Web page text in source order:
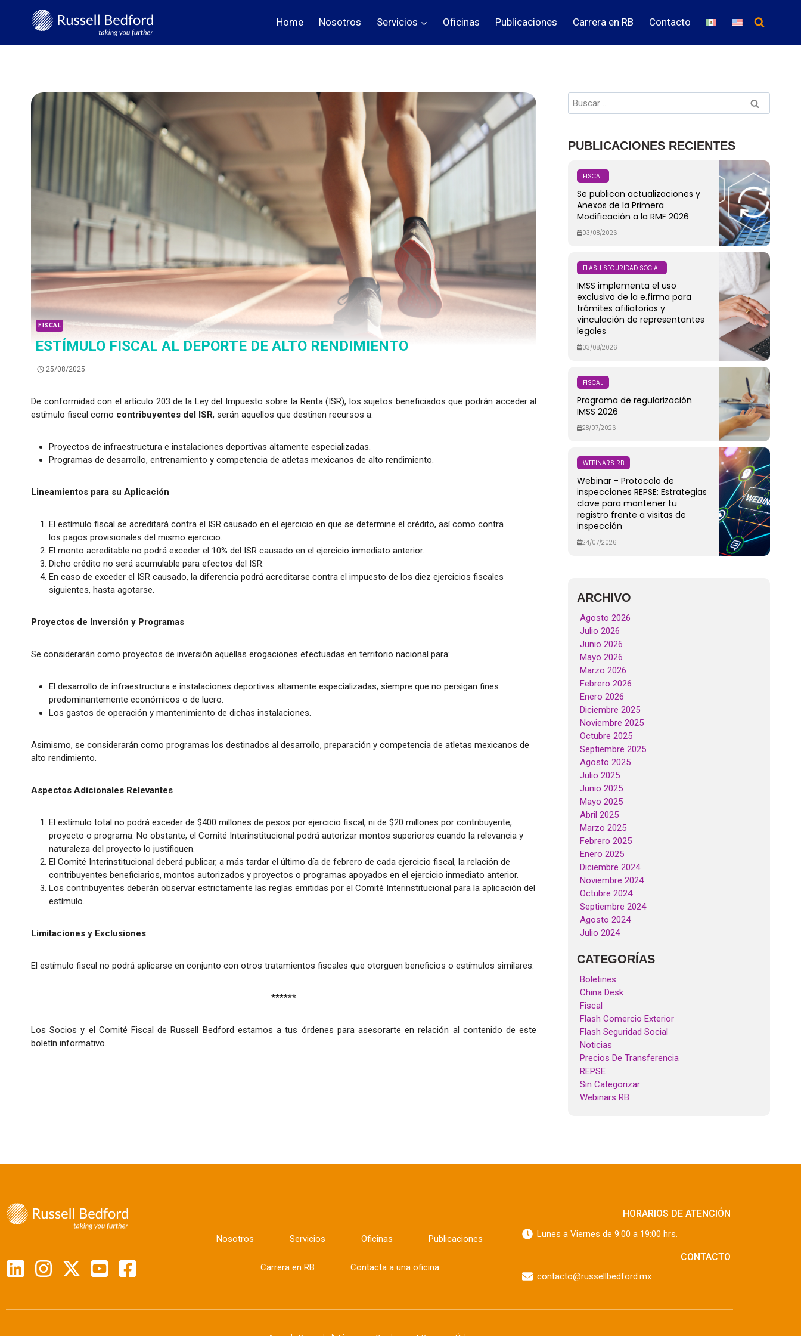
Home Nosotros Servicios Oficinas Publicaciones Carrera en RB Contacto
FISCAL
ESTÍMULO FISCAL AL DEPORTE DE ALTO RENDIMIENTO
25/08/2025
De conformidad con el artículo 203 de la Ley del Impuesto sobre la Renta (ISR), los sujetos beneficiados que podrán acceder al
estímulo fiscal como contribuyentes del ISR, serán aquellos que destinen recursos a:
Proyectos de infraestructura e instalaciones deportivas altamente especializadas.
Programas de desarrollo, entrenamiento y competencia de atletas mexicanos de alto rendimiento.
Lineamientos para su Aplicación
El estímulo fiscal se acreditará contra el ISR causado en el ejercicio en que se determine el crédito, así como contra
los pagos provisionales del mismo ejercicio.
El monto acreditable no podrá exceder el 10% del ISR causado en el ejercicio inmediato anterior.
Dicho crédito no será acumulable para efectos del ISR.
En caso de exceder el ISR causado, la diferencia podrá acreditarse contra el impuesto de los diez ejercicios fiscales
siguientes, hasta agotarse.
Proyectos de Inversión y Programas
Se considerarán como proyectos de inversión aquellas erogaciones efectuadas en territorio nacional para:
El desarrollo de infraestructura e instalaciones deportivas altamente especializadas, siempre que no persigan fines
predominantemente económicos o de lucro.
Los gastos de operación y mantenimiento de dichas instalaciones.
Asimismo, se considerarán como programas los destinados al desarrollo, preparación y competencia de atletas mexicanos de
alto rendimiento.
Aspectos Adicionales Relevantes
El estímulo total no podrá exceder de $400 millones de pesos por ejercicio fiscal, ni de $20 millones por contribuyente,
proyecto o programa. No obstante, el Comité Interinstitucional podrá autorizar montos superiores cuando la relevancia y
naturaleza del proyecto lo justifiquen.
El Comité Interinstitucional deberá publicar, a más tardar el último día de febrero de cada ejercicio fiscal, la relación de
contribuyentes beneficiarios, montos autorizados y proyectos o programas apoyados en el ejercicio inmediato anterior.
Los contribuyentes deberán observar estrictamente las reglas emitidas por el Comité Interinstitucional para la aplicación del
estímulo.
Limitaciones y Exclusiones
El estímulo fiscal no podrá aplicarse en conjunto con otros tratamientos fiscales que otorguen beneficios o estímulos similares.
******
Los Socios y el Comité Fiscal de Russell Bedford estamos a tus órdenes para asesorarte en relación al contenido de este
boletín informativo.
PUBLICACIONES RECIENTES
FISCAL
Se publican actualizaciones y
Anexos de la Primera
Modificación a la RMF 2026
03/08/2026
FLASH SEGURIDAD SOCIAL
IMSS implementa el uso
exclusivo de la e.firma para
trámites afiliatorios y
vinculación de representantes
legales
03/08/2026
FISCAL
Programa de regularización
IMSS 2026
28/07/2026
WEBINARS RB
Webinar - Protocolo de
inspecciones REPSE: Estrategias
clave para mantener tu
registro frente a visitas de
inspección
24/07/2026
ARCHIVO
Agosto 2026
Julio 2026
Junio 2026
Mayo 2026
Marzo 2026
Febrero 2026
Enero 2026
Diciembre 2025
Noviembre 2025
Octubre 2025
Septiembre 2025
Agosto 2025
Julio 2025
Junio 2025
Mayo 2025
Abril 2025
Marzo 2025
Febrero 2025
Enero 2025
Diciembre 2024
Noviembre 2024
Octubre 2024
Septiembre 2024
Agosto 2024
Julio 2024
CATEGORÍAS
Boletines
China Desk
Fiscal
Flash Comercio Exterior
Flash Seguridad Social
Noticias
Precios De Transferencia
REPSE
Sin Categorizar
Webinars RB
Nosotros Servicios Oficinas Publicaciones
Carrera en RB Contacta a una oficina
HORARIOS DE ATENCIÓN
Lunes a Viernes de 9:00 a 19:00 hrs.
CONTACTO
contacto@russellbedford.mx